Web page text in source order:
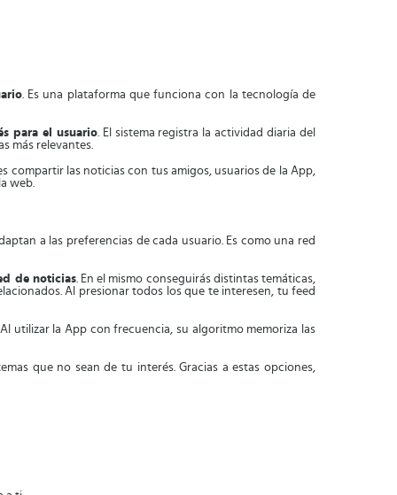
. Es una plataforma que funciona con la tecnología de
para el usuario. El sistema registra la actividad diaria del
más relevantes.
compartir las noticias con tus amigos, usuarios de la App,
web.
a las preferencias de cada usuario. Es como una red
de noticias. En el mismo conseguirás distintas temáticas,
Al presionar todos los que te interesen, tu feed
utilizar la App con frecuencia, su algoritmo memoriza las
que no sean de tu interés. Gracias a estas opciones,